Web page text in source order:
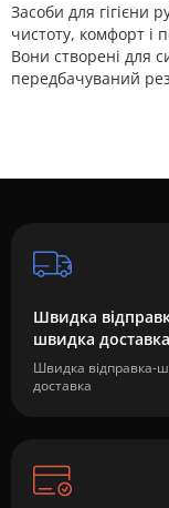
Засоби для гігієни
чистоту, комфорт і
Вони створені для
передбачуваний
Швидка
швидка доставка
Швидка відправка-
доставка